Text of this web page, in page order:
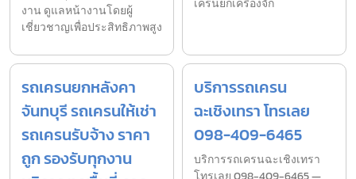
งาน ดูแลหน้างานโดยผู้
เชี่ยวชาญเพื่อประสิทธิภาพสูง
เครนยกเครื่องจัก
รถเครนยกหลังคา
จันทบุรี รถเครนให้เช่า
รถเครนรับจ้าง ราคา
ถูก รองรับทุกงาน
บริการรถเครน
ฉะเชิงเทรา โทรเลย
098-409-6465
บริการรถเครนฉะเชิงเทรา